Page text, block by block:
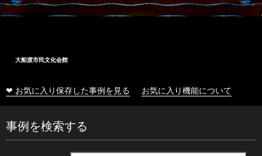
大船渡市民文化会館
❤ お気に入り保存した事例を見る お気に入り機能について
事例を検索する